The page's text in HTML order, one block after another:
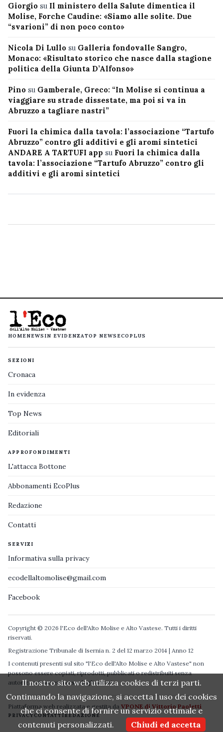
Giorgio su Il ministero della Salute dimentica il
Molise, Forche Caudine: «Siamo alle solite. Due
“svarioni” di non poco conto»
Nicola Di Lullo su Galleria fondovalle Sangro,
Monaco: «Risultato storico che nasce dalla stagione
politica della Giunta D’Alfonso»
Pino su Gamberale, Greco: “In Molise si continua a
viaggiare su strade dissestate, ma poi si va in
Abruzzo a tagliare nastri”
Fuori la chimica dalla tavola: l’associazione “Tartufo
Abruzzo” contro gli additivi e gli aromi sintetici
ANDARE A TARTUFI app su Fuori la chimica dalla
tavola: l’associazione “Tartufo Abruzzo” contro gli
additivi e gli aromi sintetici
HOMENEWS IN EVIDENZATOP NEWS ECOPLUS
SEZIONI
Cronaca
In evidenza
Top News
Editoriali
APPROFONDIMENTI
L'attacca Bottone
Abbonamenti EcoPlus
Redazione
Contatti
SERVIZI
Informativa sulla privacy
ecodellaltomolise@gmail.com
Facebook
Copyright © 2026 l'Eco dell'Alto Molise e Alto Vastese. Tutti i diritti
riservati.
Registrazione Tribunale di Isernia n. 2 del 12 marzo 2014 | Anno 12
I contenuti presenti sul sito "l'Eco dell'Alto Molise e Alto Vastese" non
possono essere copiati, riprodotti, pubblicati o redistribuiti senza
autorizzazione espressa degli autori.
Piattaforma web realizzata e gestita da VPONE di Vittorio Paoletti
PRIVACYCONTATTIREDAZIONE
Il nostro sito web utilizza cookies di terzi parti.
Continuando la navigazione, si accetta l uso dei cookies
che ci consente di fornire un servizio ottimale e
contenuti personalizzati.
Chiudi ed accetta